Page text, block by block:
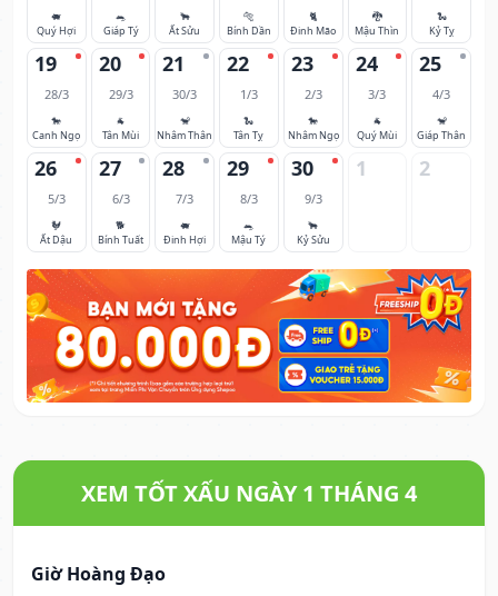
🐖
Quý Hợi
🐀
Giáp Tý
🐂
Ất Sửu
🐅
Bính Dần
🐈
Đinh Mão
🐉
Mậu Thìn
🐍
Kỷ Tỵ
19
28/3
🐎
Canh Ngọ
20
29/3
🐐
Tân Mùi
21
30/3
🐒
Nhâm Thân
22
1/3
🐍
Tân Tỵ
23
2/3
🐎
Nhâm Ngọ
24
3/3
🐐
Quý Mùi
25
4/3
🐒
Giáp Thân
26
5/3
🐓
Ất Dậu
27
6/3
🐕
Bính Tuất
28
7/3
🐖
Đinh Hợi
29
8/3
🐀
Mậu Tý
30
9/3
🐂
Kỷ Sửu
1 2
XEM TỐT XẤU NGÀY 1 THÁNG 4
Giờ Hoàng Đạo